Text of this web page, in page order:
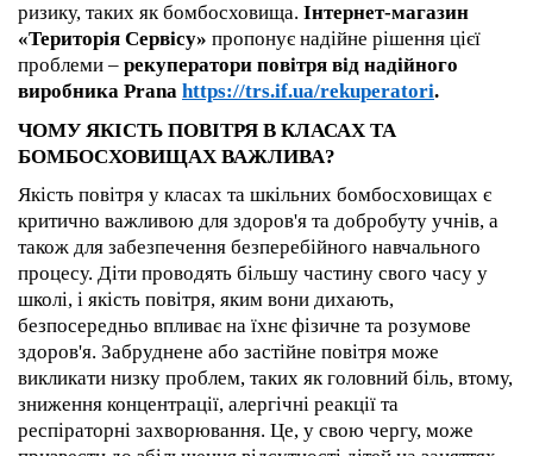
ризику, таких як бомбосховища. Інтернет-магазин
«Територія Сервісу» пропонує надійне рішення цієї
проблеми – рекуператори повітря від надійного
виробника Prana https://trs.if.ua/rekuperatori.
ЧОМУ ЯКІСТЬ ПОВІТРЯ В КЛАСАХ ТА
БОМБОСХОВИЩАХ ВАЖЛИВА?
Якість повітря у класах та шкільних бомбосховищах є
критично важливою для здоров'я та добробуту учнів, а
також для забезпечення безперебійного навчального
процесу. Діти проводять більшу частину свого часу у
школі, і якість повітря, яким вони дихають,
безпосередньо впливає на їхнє фізичне та розумове
здоров'я. Забруднене або застійне повітря може
викликати низку проблем, таких як головний біль, втому,
зниження концентрації, алергічні реакції та
респіраторні захворювання. Це, у свою чергу, може